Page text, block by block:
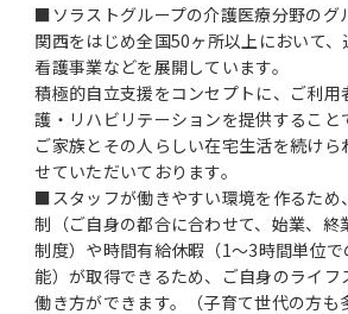
■ソラストグループの介護医療分野のグ
関西をはじめ全国50ヶ所以上において
看護事業などを展開しています。
積極的自立支援をコンセプトに、ご利用
護・リハビリテーションを提供すること
ご家族とその人らしい在宅生活を続けら
せていただいております。
■スタッフが働きやすい環境を作るため
制（ご自身の都合に合わせて、始業、終
制度）や時間有給休暇（1～3時間単位
能）が取得できるため、ご自身のライフ
働き方ができます。（子育て世代の方も